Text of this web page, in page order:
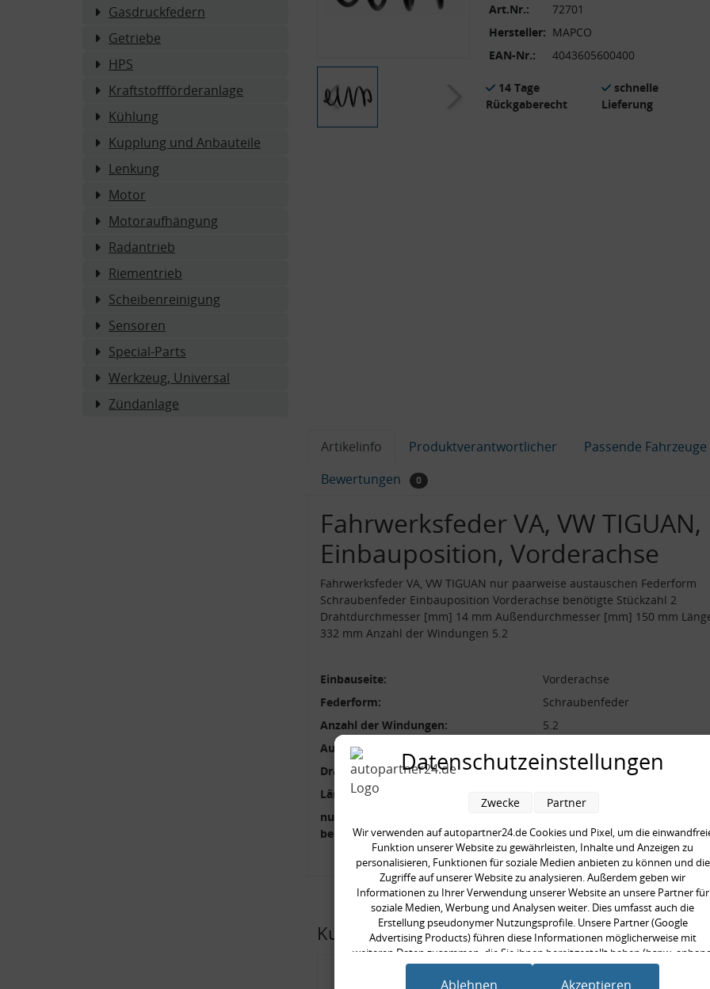
Gasdruckfedern
Getriebe
HPS
Kraftstoffförderanlage
Kühlung
Kupplung und Anbauteile
Lenkung
Motor
Motoraufhängung
Radantrieb
Riementrieb
Scheibenreinigung
Sensoren
Special-Parts
Werkzeug, Universal
Zündanlage
Art.Nr.:
72701
Hersteller: MAPCO
EAN-Nr.:
4043605600400
14 Tage
Rückgaberecht
schnelle
Lieferung
Artikelinfo Produktverantwortlicher
Passende Fahrzeuge
Bewertungen
0
Fahrwerksfeder VA, VW TIGUAN,
Einbauposition, Vorderachse
Fahrwerksfeder VA, VW TIGUAN nur paarweise austauschen Federform
Schraubenfeder Einbauposition Vorderachse benötigte Stückzahl 2
Drahtdurchmesser [mm] 14 mm Außendurchmesser [mm] 150 mm
332 mm Anzahl der Windungen 5.2
Einbauseite:
Vorderachse
Federform:
Schraubenfeder
Anzahl der Windungen:
5.2
Außendurchmesser [mm]:
Drahtdurchmesser [mm]:
14 mm
Länge [mm]:
nur paarweise austauschen:
benötigte Stückzahl:
2
Kunden kauften auch
Datenschutzeinstellungen
Wir verwenden auf autopartner24.de Cookies und Pixel, um die
Funktion unserer Website zu gewährleisten, Inhalte und Anzeigen zu
personalisieren, Funktionen für soziale Medien anbieten zu können und die
Zugriffe auf unserer Website zu analysieren. Außerdem geben wir
Informationen zu Ihrer Verwendung unserer Website an unsere Partner für
soziale Medien, Werbung und Analysen weiter. Dies umfasst auch die
Erstellung pseudonymer Nutzungsprofile. Unsere Partner (Google
Advertising Products) führen diese Informationen möglicherweise mit
weiteren Daten zusammen, die Sie ihnen bereitgestellt haben (bspw.
eines persönlichen Accounts) oder welche sie im Rahmen Ihrer Nutzung der
Dienste gesammelt haben (bspw. Nutzungsdaten anderer Geräte). Ihre
Zwecke Partner
Ablehnen Akzeptieren